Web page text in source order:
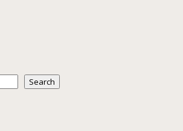
Search